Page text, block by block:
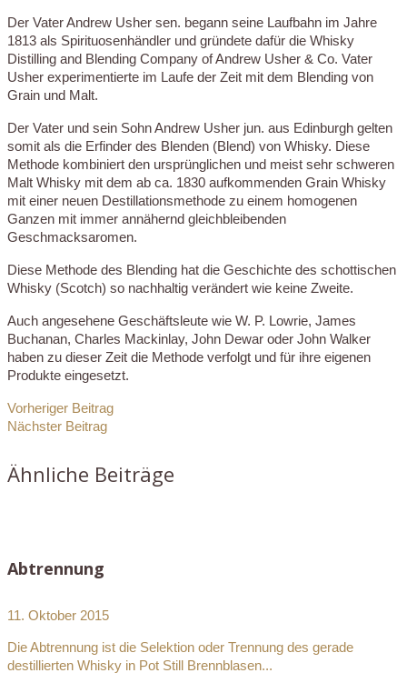
Der Vater Andrew Usher sen. begann seine Laufbahn im Jahre
1813 als Spirituosenhändler und gründete dafür die Whisky
Distilling and Blending Company of Andrew Usher & Co. Vater
Usher experimentierte im Laufe der Zeit mit dem Blending von
Grain und Malt.
Der Vater und sein Sohn Andrew Usher jun. aus Edinburgh gelten
somit als die Erfinder des Blenden (Blend) von Whisky. Diese
Methode kombiniert den ursprünglichen und meist sehr schweren
Malt Whisky mit dem ab ca. 1830 aufkommenden Grain Whisky
mit einer neuen Destillationsmethode zu einem homogenen
Ganzen mit immer annähernd gleichbleibenden
Geschmacksaromen.
Diese Methode des Blending hat die Geschichte des schottischen
Whisky (Scotch) so nachhaltig verändert wie keine Zweite.
Auch angesehene Geschäftsleute wie W. P. Lowrie, James
Buchanan, Charles Mackinlay, John Dewar oder John Walker
haben zu dieser Zeit die Methode verfolgt und für ihre eigenen
Produkte eingesetzt.
Vorheriger Beitrag
Nächster Beitrag
Ähnliche Beiträge
Abtrennung
11. Oktober 2015
Die Abtrennung ist die Selektion oder Trennung des gerade
destillierten Whisky in Pot Still Brennblasen...